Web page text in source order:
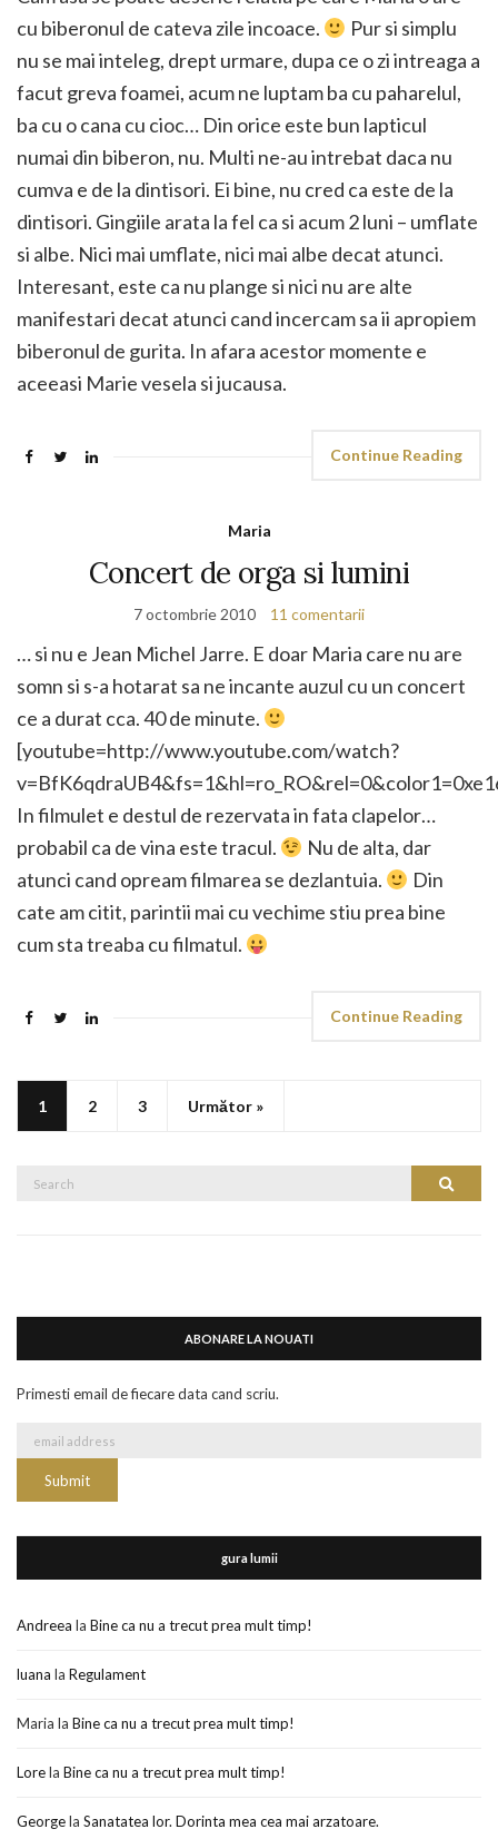
cu biberonul de cateva zile incoace.
Pur si simplu
nu se mai inteleg, drept urmare, dupa ce o zi intreaga a
facut greva foamei, acum ne luptam ba cu paharelul,
ba cu o cana cu cioc… Din orice este bun lapticul
numai din biberon, nu. Multi ne-au intrebat daca nu
cumva e de la dintisori. Ei bine, nu cred ca este de la
dintisori. Gingiile arata la fel ca si acum 2 luni – umflate
si albe. Nici mai umflate, nici mai albe decat atunci.
Interesant, este ca nu plange si nici nu are alte
manifestari decat atunci cand incercam sa ii apropiem
biberonul de gurita. In afara acestor momente e
aceeasi Marie vesela si jucausa.
Continue Reading
Maria
Concert de orga si lumini
7 octombrie 2010 11 comentarii
… si nu e Jean Michel Jarre. E doar Maria care nu are
somn si s-a hotarat sa ne incante auzul cu un concert
ce a durat cca. 40 de minute.
[youtube=http://www.youtube.com/watch?
In filmulet e destul de rezervata in fata clapelor…
probabil ca de vina este tracul.
Nu de alta, dar
atunci cand opream filmarea se dezlantuia.
Din
cate am citit, parintii mai cu vechime stiu prea bine
cum sta treaba cu filmatul.
Continue Reading
1 2 3 Următor »
Search
ABONARE LA NOUATI
Primesti email de fiecare data cand scriu.
gura lumii
Andreea la Bine ca nu a trecut prea mult timp!
luana la Regulament
Maria la Bine ca nu a trecut prea mult timp!
Lorela Bine ca nu a trecut prea mult timp!
Georgela Sanatatea lor. Dorinta mea cea mai arzatoare.